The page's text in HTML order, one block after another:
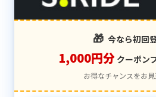
🎁 今なら初回
1,000円分 クーポン
お得なチャンスをお見